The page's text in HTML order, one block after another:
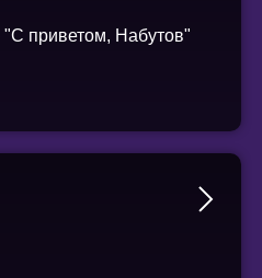
приветом, Набутов"